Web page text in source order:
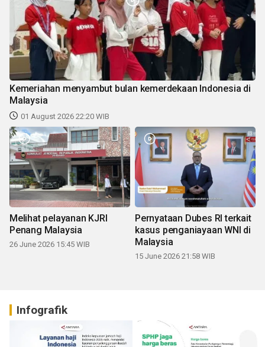
Kemeriahan menyambut bulan kemerdekaan Indonesia di
Malaysia
01 August 2026 22:20 WIB
Melihat pelayanan KJRI
Penang Malaysia
26 June 2026 15:45 WIB
Pernyataan Dubes RI terkait
kasus penganiayaan WNI di
Malaysia
15 June 2026 21:58 WIB
Infografik